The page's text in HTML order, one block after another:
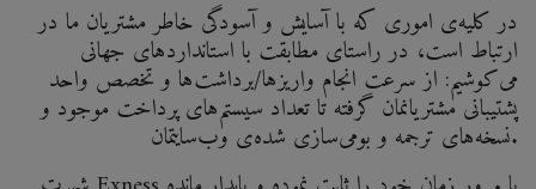
در کلیه‌ی اموری که با آسایش و آسودگی خاطر مشتریان ما در
ارتباط است، در راستای مطابقت با استانداردهای جهانی
می‌کوشیم: از سرعت انجام واریزها/برداشت‌ها و تخصص واحد
پشتیبانی مشتریانمان گرفته تا تعداد سیستم‌های پرداخت موجود و
نسخه‌های ترجمه و بومی‌سازی شده‌ی وب‌سایتمان.